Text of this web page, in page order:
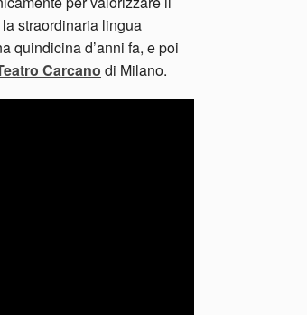
straordinaria lingua
quindicina d’anni fa, e poi
Carcano di Milano.